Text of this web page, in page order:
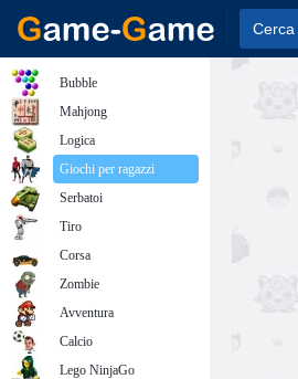
Bubble
Mahjong
Logica
Giochi per ragazzi
Serbatoi
Tiro
Corsa
Zombie
Avventura
Calcio
Lego NinjaGo